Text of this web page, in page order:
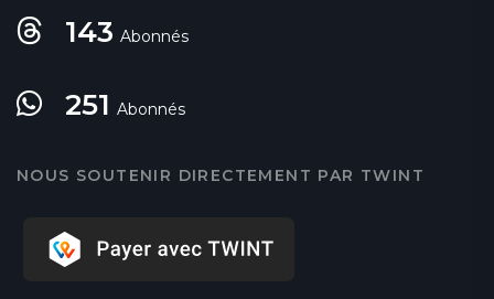
143 Abonnés
251 Abonnés
NOUS SOUTENIR DIRECTEMENT PAR TWINT